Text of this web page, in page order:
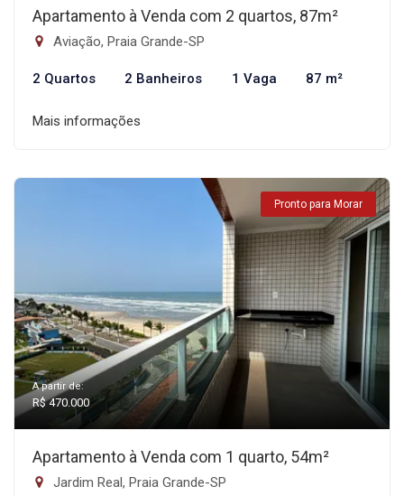
Apartamento à Venda com 2 quartos, 87m²
Aviação, Praia Grande-SP
2 Quartos 2 Banheiros 1 Vaga 87 m²
Mais informações
Pronto para Morar
A partir de:
R$ 470.000
Apartamento à Venda com 1 quarto, 54m²
Jardim Real, Praia Grande-SP